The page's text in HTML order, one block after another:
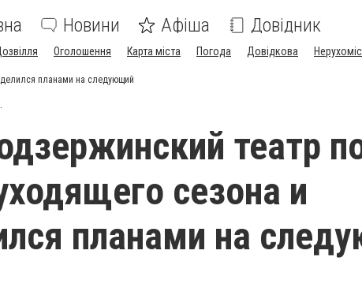
Новини Афіша Довідник
Оголошення Карта міста Погода Довідкова
планами на следующий
театр
сезона и
планами на